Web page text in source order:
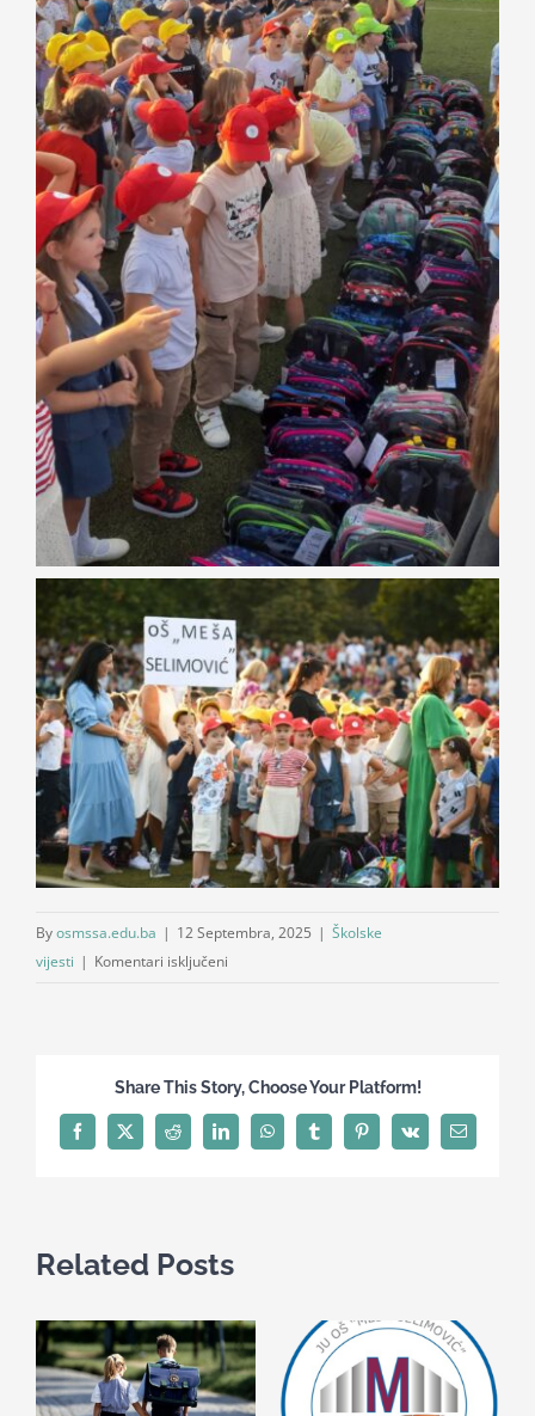
Byosmssa.edu.ba | 12 Septembra, 2025 | Školske
vijesti | Komentari isključeni
Share This Story, Choose Your Platform!
Facebook
X Reddit LinkedInWhatsAppTumblrPinterest
Vk Email
Related Posts